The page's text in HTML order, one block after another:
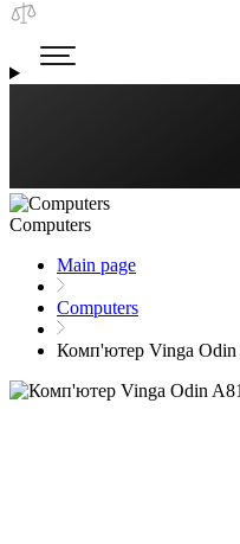
Computers
Main page
Computers
Комп'ютер Vinga